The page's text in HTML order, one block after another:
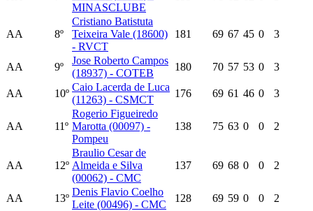
MINASCLUBE
AA 8º
Cristiano Batistuta
Teixeira Vale (18600)
- RVCT
181 69 67 45 0 3
AA 9º
Jose Roberto Campos
(18937) - COTEB
180 70 57 53 0 3
AA 10º
Caio Lacerda de Luca
(11263) - CSMCT
176 69 61 46 0 3
AA 11º
Rogerio Figueiredo
Marotta (00097) -
Pompeu
138 75 63 0 0 2
AA 12º
Braulio Cesar de
Almeida e Silva
(00062) - CMC
137 69 68 0 0 2
AA 13º
Denis Flavio Coelho
Leite (00496) - CMC
128 69 59 0 0 2